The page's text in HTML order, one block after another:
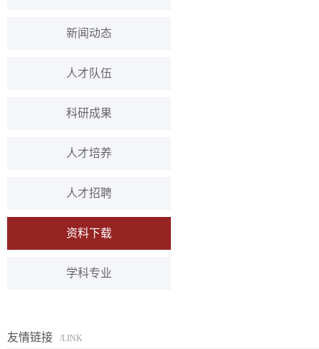
新闻动态
人才队伍
科研成果
人才培养
人才招聘
资料下载
学科专业
友情链接 /LINK